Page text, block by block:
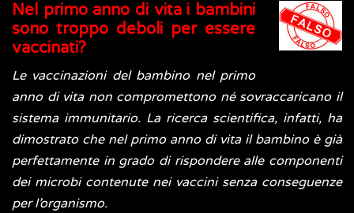
Nel primo anno di vita i bambini
sono troppo deboli per essere
vaccinati?
Le vaccinazioni del bambino nel primo
anno di vita non compromettono né sovraccaricano il
sistema immunitario. La ricerca scientifica, infatti, ha
dimostrato che nel primo anno di vita il bambino è già
perfettamente in grado di rispondere alle componenti
dei microbi contenute nei vaccini senza conseguenze
per l’organismo.